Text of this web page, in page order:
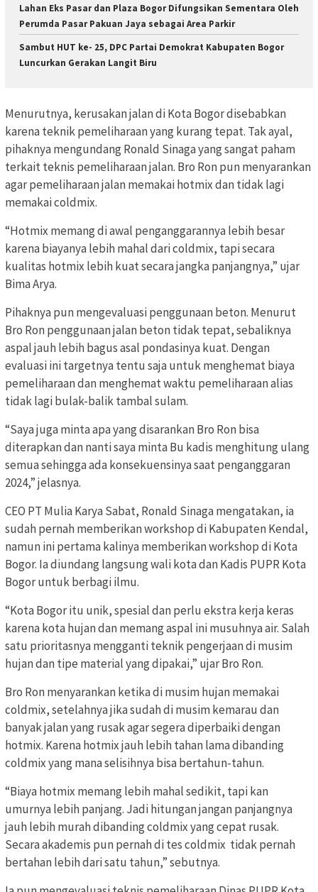
Lahan Eks Pasar dan Plaza Bogor Difungsikan Sementara Oleh
Perumda Pasar Pakuan Jaya sebagai Area Parkir
Sambut HUT ke- 25, DPC Partai Demokrat Kabupaten Bogor
Luncurkan Gerakan Langit Biru
Menurutnya, kerusakan jalan di Kota Bogor disebabkan
karena teknik pemeliharaan yang kurang tepat. Tak ayal,
pihaknya mengundang Ronald Sinaga yang sangat paham
terkait teknis pemeliharaan jalan. Bro Ron pun menyarankan
agar pemeliharaan jalan memakai hotmix dan tidak lagi
memakai coldmix.
“Hotmix memang di awal penganggarannya lebih besar
karena biayanya lebih mahal dari coldmix, tapi secara
kualitas hotmix lebih kuat secara jangka panjangnya,” ujar
Bima Arya.
Pihaknya pun mengevaluasi penggunaan beton. Menurut
Bro Ron penggunaan jalan beton tidak tepat, sebaliknya
aspal jauh lebih bagus asal pondasinya kuat. Dengan
evaluasi ini targetnya tentu saja untuk menghemat biaya
pemeliharaan dan menghemat waktu pemeliharaan alias
tidak lagi bulak-balik tambal sulam.
“Saya juga minta apa yang disarankan Bro Ron bisa
diterapkan dan nanti saya minta Bu kadis menghitung ulang
semua sehingga ada konsekuensinya saat penganggaran
2024,” jelasnya.
CEO PT Mulia Karya Sabat, Ronald Sinaga mengatakan, ia
sudah pernah memberikan workshop di Kabupaten Kendal,
namun ini pertama kalinya memberikan workshop di Kota
Bogor. Ia diundang langsung wali kota dan Kadis PUPR Kota
Bogor untuk berbagi ilmu.
“Kota Bogor itu unik, spesial dan perlu ekstra kerja keras
karena kota hujan dan memang aspal ini musuhnya air. Salah
satu prioritasnya mengganti teknik pengerjaan di musim
hujan dan tipe material yang dipakai,” ujar Bro Ron.
Bro Ron menyarankan ketika di musim hujan memakai
coldmix, setelahnya jika sudah di musim kemarau dan
banyak jalan yang rusak agar segera diperbaiki dengan
hotmix. Karena hotmix jauh lebih tahan lama dibanding
coldmix yang mana selisihnya bisa bertahun-tahun.
“Biaya hotmix memang lebih mahal sedikit, tapi kan
umurnya lebih panjang. Jadi hitungan jangan panjangnya
jauh lebih murah dibanding coldmix yang cepat rusak.
Secara akademis pun pernah di tes coldmix tidak pernah
bertahan lebih dari satu tahun,” sebutnya.